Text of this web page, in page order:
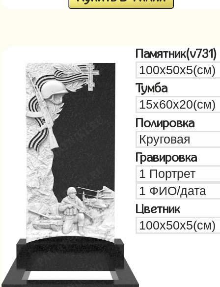
Памятник(v731)
Тумба
Полировка
Гравировка
Цветник